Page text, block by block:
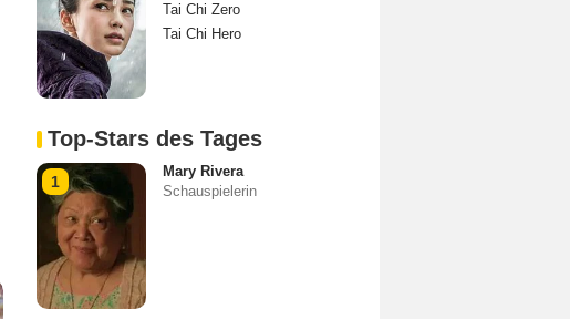
Tai Chi Zero
Tai Chi Hero
Top-Stars des Tages
1
Mary Rivera
Schauspielerin